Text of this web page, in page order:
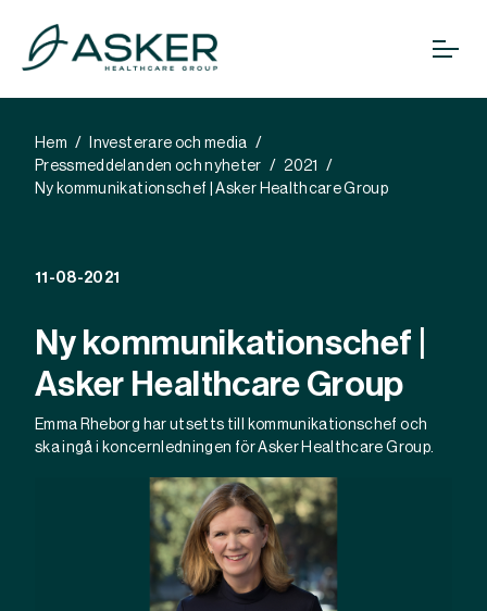
Hem
Investerare och media
Pressmeddelanden och nyheter
2021
Ny kommunikationschef | Asker Healthcare Group
11-08-2021
Ny kommunikationschef |
Asker Healthcare Group
Emma Rheborg har utsetts till kommunikationschef och
ska ingå i koncernledningen för Asker Healthcare Group.